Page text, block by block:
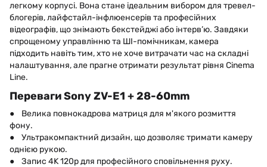
легкому корпусі. Вона стане ідеальним вибором для тревел-
блогерів, лайфстайл-інфлюенсерів та професійних
відеографів, що знімають бекстейджі або інтерв’ю. Завдяки
спрощеному управлінню та ШІ-помічникам, камера
підходить навіть тим, хто не хоче витрачати час на складні
налаштування, але прагне отримати результат рівня Cinema
Line.
Переваги Sony ZV-E1 + 28-60mm
● Велика повнокадрова матриця для м'якого розмиття
фону.
● Ультракомпактний дизайн, що дозволяє тримати камеру
однією рукою.
● Запис 4K 120p для професійного сповільнення руху.